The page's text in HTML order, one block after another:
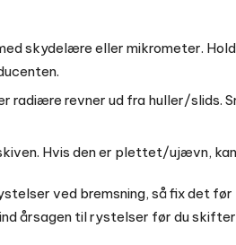
skydelære eller mikrometer.
radiære revner ud fra huller/slids.
Hvis den er plettet/ujævn,
ved bremsning, så fix det
årsagen til rystelser før du skifter